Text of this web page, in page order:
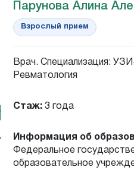
Парунова Алина
Взрослый прием
Врач. Специализация:
Ревматология
Стаж: 3 года
Информация об
Федеральное
образовательное